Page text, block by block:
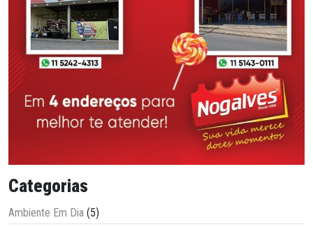
Categorias
Ambiente Em Dia (5)